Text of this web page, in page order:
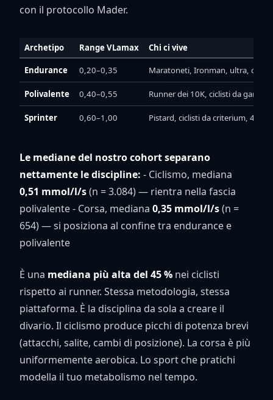
con il protocollo Mader.
Archetipo Range VLamax Chi ci vive
Endurance 0,20–0,35 Maratoneti, Ironman, ultra, ciclisti
Polivalente 0,40–0,55 Runner dei 10K, ciclisti da gara su
Sprinter 0,60–1,00 Pistard, ciclisti da criterium, 400/
Le mediane del nostro cohort separano
nettamente le discipline: - Ciclismo, mediana
0,51 mmol/l/s(n = 3.084) — rientra nella fascia
polivalente - Corsa, mediana 0,35 mmol/l/s(n =
654) — si posiziona al confine tra endurance e
polivalente
È una mediana più alta del 45 % nei ciclisti
rispetto ai runner. Stessa metodologia, stessa
piattaforma. È la disciplina da sola a creare il
divario. Il ciclismo produce picchi di potenza brevi
(attacchi, salite, cambi di posizione). La corsa è più
uniformemente aerobica. Lo sport che pratichi
modella il tuo metabolismo nel tempo.